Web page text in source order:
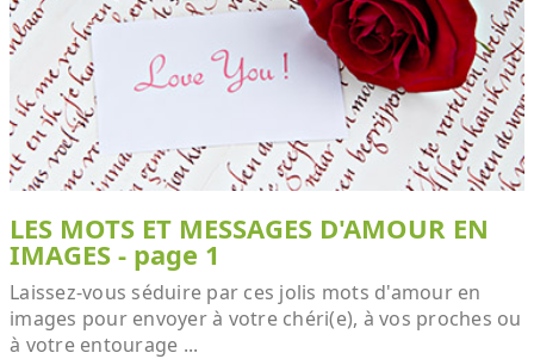
LES MOTS ET MESSAGES D'AMOUR EN
IMAGES - page 1
Laissez-vous séduire par ces jolis mots d'amour en
images pour envoyer à votre chéri(e), à vos proches ou
à votre entourage ...